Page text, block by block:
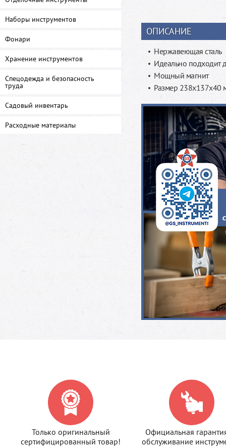
Наборы инструментов
Фонари
Хранение инструментов
Спецодежда и безопасность
труда
Садовый инвентарь
Расходные материалы
ОПИСАНИЕ
Нержавеющая сталь
Идеально подходит
Мощный магнит
Размер 238x137x40
Только оригинальный
сертифицированный товар!
Официальная
обслуживание